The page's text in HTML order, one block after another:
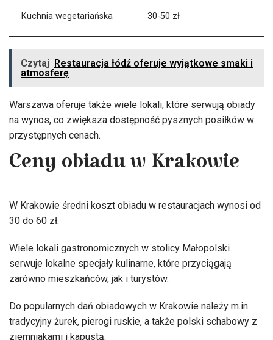
Kuchnia wegetariańska 30-50 zł
Czytaj Restauracja łódź oferuje wyjątkowe smaki i
atmosferę
Warszawa oferuje także wiele lokali, które serwują obiady
na wynos, co zwiększa dostępność pysznych posiłków w
przystępnych cenach.
Ceny obiadu w Krakowie
W Krakowie średni koszt obiadu w restauracjach wynosi od
30 do 60 zł.
Wiele lokali gastronomicznych w stolicy Małopolski
serwuje lokalne specjały kulinarne, które przyciągają
zarówno mieszkańców, jak i turystów.
Do popularnych dań obiadowych w Krakowie należy m.in.
tradycyjny żurek, pierogi ruskie, a także polski schabowy z
ziemniakami i kapustą.